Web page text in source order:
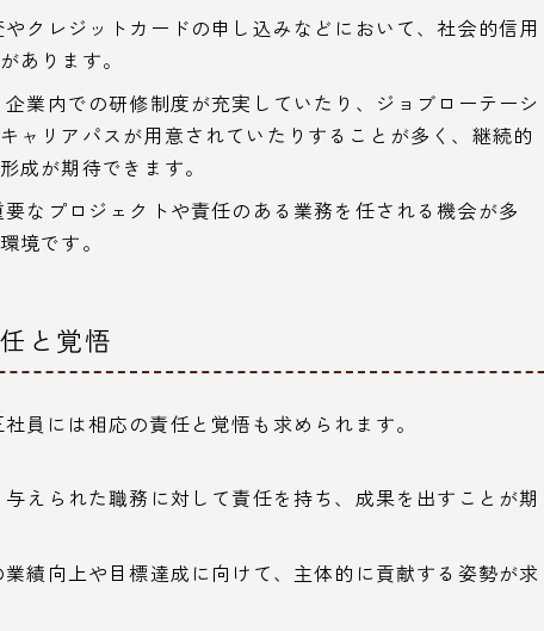
やクレジットカードの申し込みなどにおいて、社会的信用
あります。
企業内での研修制度が充実していたり、ジョブローテーシ
ャリアパスが用意されていたりすることが多く、継続的
成が期待できます。
要なプロジェクトや責任のある業務を任される機会が多
境です。
と覚悟
員には相応の責任と覚悟も求められます。
与えられた職務に対して責任を持ち、成果を出すことが期
業績向上や目標達成に向けて、主体的に貢献する姿勢が求